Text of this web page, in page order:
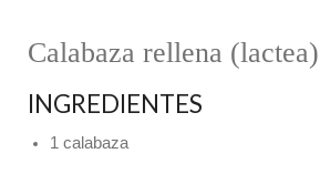
Calabaza rellena (lactea)
INGREDIENTES
1 calabaza